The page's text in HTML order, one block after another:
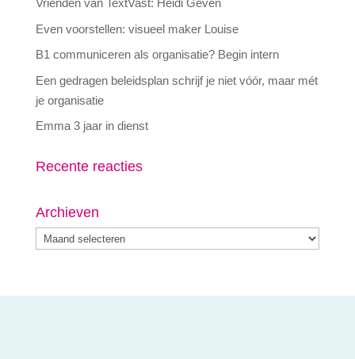
Vrienden van TextVast: Heidi Geven
Even voorstellen: visueel maker Louise
B1 communiceren als organisatie? Begin intern
Een gedragen beleidsplan schrijf je niet vóór, maar mét
je organisatie
Emma 3 jaar in dienst
Recente reacties
Archieven
Archieven